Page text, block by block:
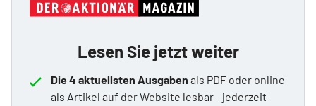
Lesen Sie jetzt weiter
Die 4 aktuellsten Ausgaben als PDF oder online
als Artikel auf der Website lesbar - jederzeit